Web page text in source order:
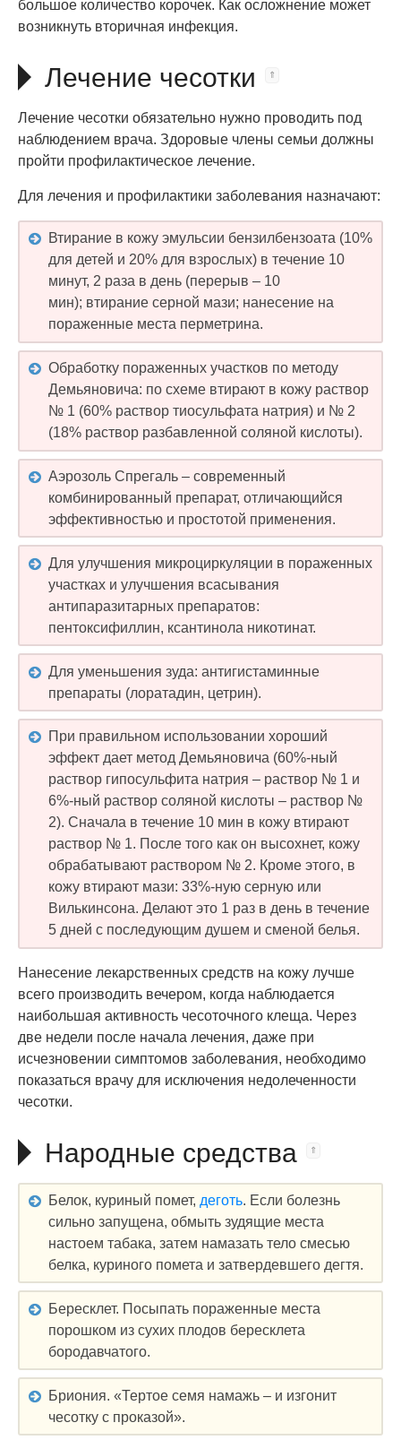
большое количество корочек. Как осложнение может
возникнуть вторичная инфекция.
Лечение чесотки
Лечение чесотки обязательно нужно проводить под
наблюдением врача. Здоровые члены семьи должны
пройти профилактическое лечение.
Для лечения и профилактики заболевания назначают:
Втирание в кожу эмульсии бензилбензоата (10%
для детей и 20% для взрослых) в течение 10
минут, 2 раза в день (перерыв – 10
мин); втирание серной мази; нанесение на
пораженные места перметрина.
Обработку пораженных участков по методу
Демьяновича: по схеме втирают в кожу раствор
№ 1 (60% раствор тиосульфата натрия) и № 2
(18% раствор разбавленной соляной кислоты).
Аэрозоль Спрегаль – современный
комбинированный препарат, отличающийся
эффективностью и простотой применения.
Для улучшения микроциркуляции в пораженных
участках и улучшения всасывания
антипаразитарных препаратов:
пентоксифиллин, ксантинола никотинат.
Для уменьшения зуда: антигистаминные
препараты (лоратадин, цетрин).
При правильном использовании хороший
эффект дает метод Демьяновича (60%-ный
раствор гипосульфита натрия – раствор № 1 и
6%-ный раствор соляной кислоты – раствор №
2). Сначала в течение 10 мин в кожу втирают
раствор № 1. После того как он высохнет, кожу
обрабатывают раствором № 2. Кроме этого, в
кожу втирают мази: 33%-ную серную или
Вилькинсона. Делают это 1 раз в день в течение
5 дней с последующим душем и сменой белья.
Нанесение лекарственных средств на кожу лучше
всего производить вечером, когда наблюдается
наибольшая активность чесоточного клеща. Через
две недели после начала лечения, даже при
исчезновении симптомов заболевания, необходимо
показаться врачу для исключения недолеченности
чесотки.
Народные средства
Белок, куриный помет, деготь. Если болезнь
сильно запущена, обмыть зудящие места
настоем табака, затем намазать тело смесью
белка, куриного помета и затвердевшего дегтя.
Бересклет. Посыпать пораженные места
порошком из сухих плодов бересклета
бородавчатого.
Бриония. «Тертое семя намажь – и изгонит
чесотку с проказой».